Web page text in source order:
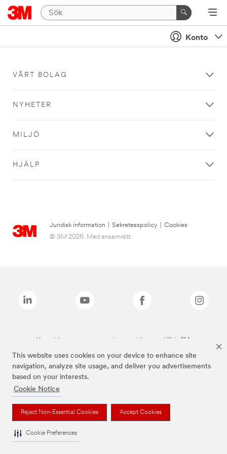
This website uses cookies on your device to enhance site
navigation, analyze site usage, and deliver you advertisements
based on your interests.
Cookie Notice
Reject Non-Essential Cookies Accept Cookies
Cookie Preferences
Konto
VÅRT BOLAG
NYHETER
MILJÖ
HJÄLP
Juridisk information Sekretesspolicy
Cookies
© 3M 2026. Med ensamrätt.
Varumärken som anges ovan är varumärken som tillhör 3M.